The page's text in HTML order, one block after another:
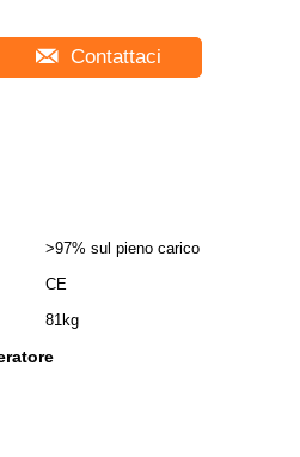
Contattaci
>97% sul pieno carico
CE
81kg